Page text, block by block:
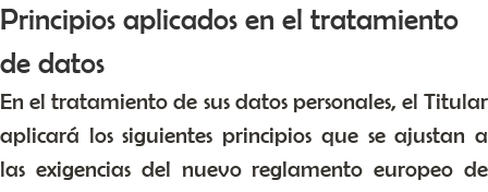
Principios aplicados en el tratamiento
de datos
En el tratamiento de sus datos personales, el Titular
aplicará los siguientes principios que se ajustan a
las exigencias del nuevo reglamento europeo de